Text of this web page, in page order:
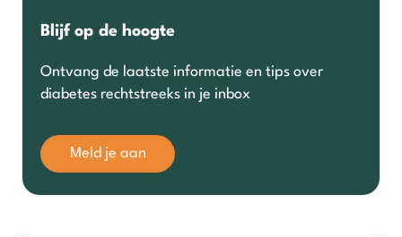
Blijf op de hoogte
Ontvang de laatste informatie en tips over
diabetes rechtstreeks in je inbox
Meld je aan